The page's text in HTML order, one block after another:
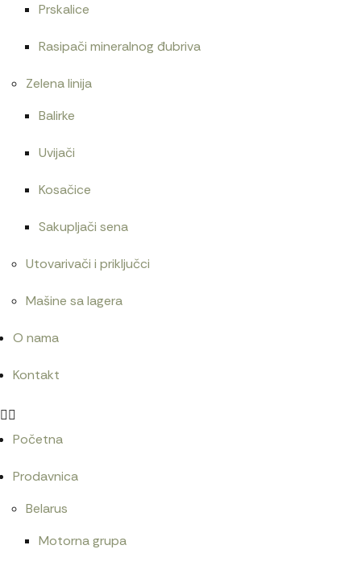
Prskalice
Rasipači mineralnog đubriva
Zelena linija
Balirke
Uvijači
Kosačice
Sakupljači sena
Utovarivači i priključci
Mašine sa lagera
O nama
Kontakt
Početna
Prodavnica
Belarus
Motorna grupa